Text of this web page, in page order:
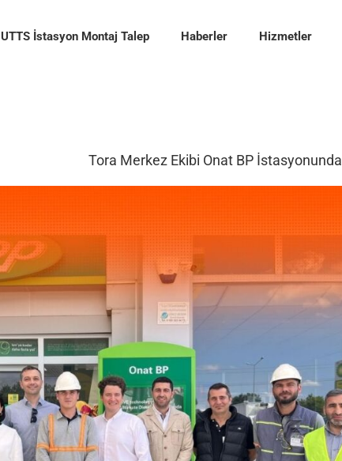
UTTS İstasyon Montaj Talep Haberler Hizmetler
Tora Merkez Ekibi Onat BP